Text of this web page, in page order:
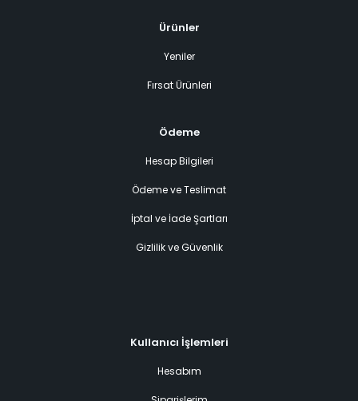
Ürünler
Yeniler
Fırsat Ürünleri
Ödeme
Hesap Bilgileri
Ödeme ve Teslimat
İptal ve İade Şartları
Gizlilik ve Güvenlik
Kullanıcı İşlemleri
Hesabım